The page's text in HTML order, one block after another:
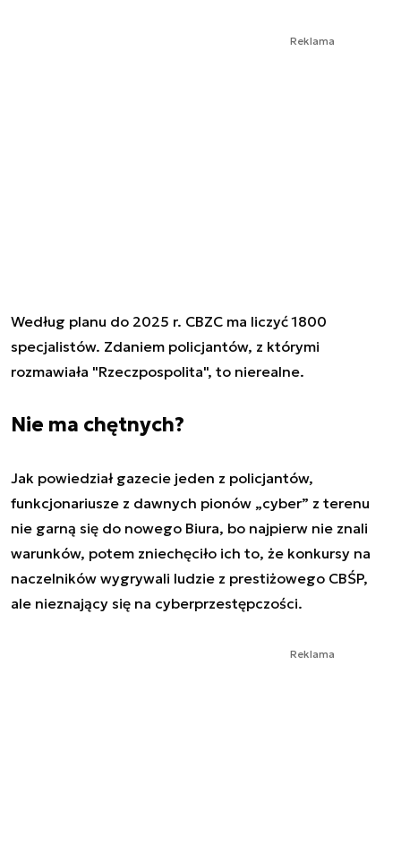
Reklama
Według planu do 2025 r. CBZC ma liczyć 1800
specjalistów. Zdaniem policjantów, z którymi
rozmawiała "Rzeczpospolita", to nierealne.
Nie ma chętnych?
Jak powiedział gazecie jeden z policjantów,
funkcjonariusze z dawnych pionów „cyber” z terenu
nie garną się do nowego Biura, bo najpierw nie znali
warunków, potem zniechęciło ich to, że konkursy na
naczelników wygrywali ludzie z prestiżowego CBŚP,
ale nieznający się na cyberprzestępczości.
Reklama